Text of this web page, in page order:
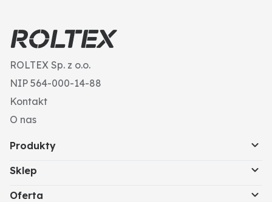
ROLTEX Sp. z o.o.
NIP 564-000-14-88
Kontakt
O nas
Produkty
Sklep
Oferta